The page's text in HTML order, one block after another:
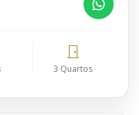
3 Quartos